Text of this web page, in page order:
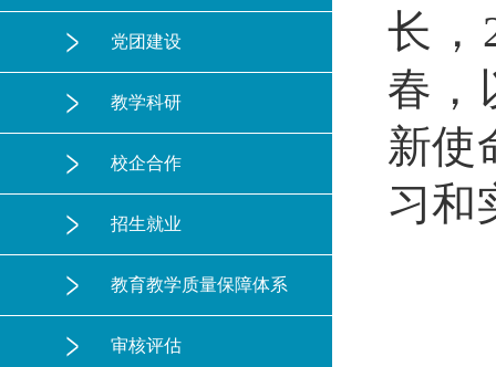
党团建设
教学科研
校企合作
招生就业
教育教学质量保障体系
审核评估
长，
春，
新使
习和